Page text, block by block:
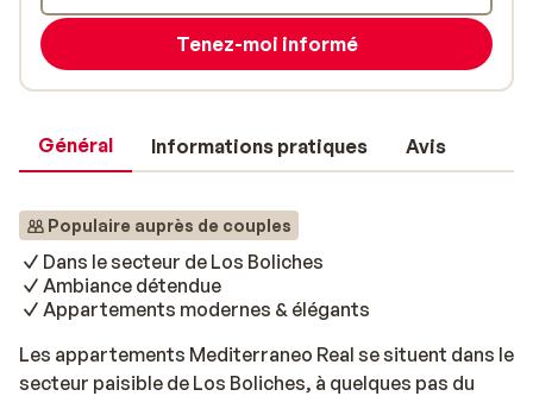
Général Informations pratiques Avis
Populaire auprès de couples
Dans le secteur de Los Boliches
Ambiance détendue
Appartements modernes & élégants
Les appartements Mediterraneo Real se situent dans le
secteur paisible de Los Boliches, à quelques pas du
Tenez-moi informé